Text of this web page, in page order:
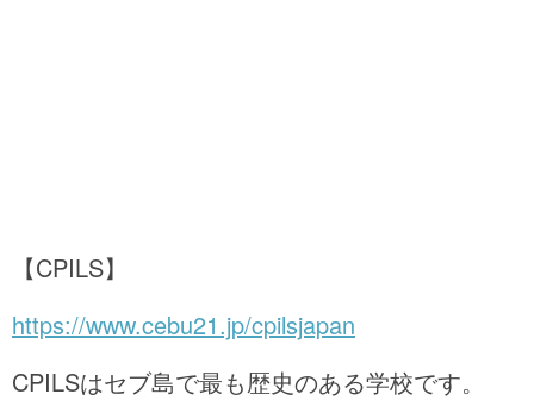
【CPILS】
https://www.cebu21.jp/cpilsjapan
CPILSはセブ島で最も歴史のある学校です。